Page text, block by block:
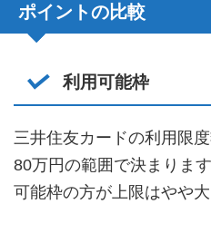
ポイントの比較
利用可能枠
三井住友カードの利用限
80万円の範囲で決まりま
可能枠の方が上限はやや大